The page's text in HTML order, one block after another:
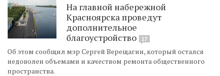
На главной набережной
Красноярска проведут
дополнительное
благоустройство
17
Об этом сообщил мэр Сергей Верещагин, который остался
недоволен объемами и качеством ремонта общественного
пространства.